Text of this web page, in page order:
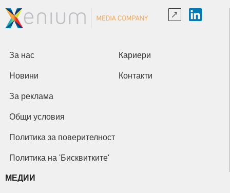
За нас Кариери
Новини Контакти
За реклама
Общи условия
Политика за поверителност
Политика на 'Бисквитките'
МЕДИИ